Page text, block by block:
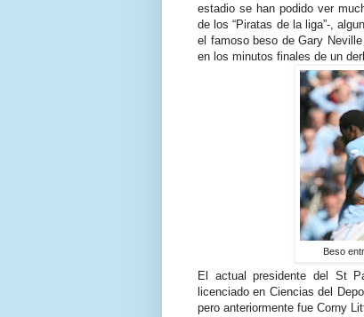
estadio se han podido ver
de los “Piratas de la liga”-,
el famoso beso de Gary
en los minutos finales de un
Beso
El actual presidente del St
licenciado en Ciencias del
pero anteriormente fue Corny